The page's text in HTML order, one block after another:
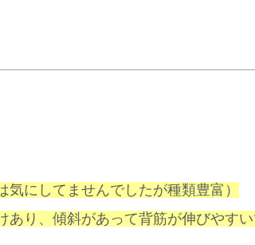
にしてませんでしたが種類豊富）
あり、 傾斜があって背筋が伸びやすい